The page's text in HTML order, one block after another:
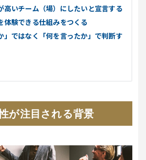
高いチーム（場）にしたいと宣言する
体験できる仕組みをつくる
」ではなく「何を言ったか」で判断す
が注目される背景